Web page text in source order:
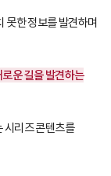
못한 정보를 발견하며
운 길을 발견하는
시리즈 콘텐츠를